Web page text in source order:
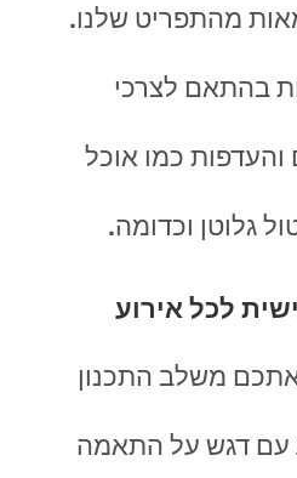
מהתפריט שלנו.
בהתאם לצרכי
והעדפות כמו אוכל
גלוטן וכדומה.
לכל אירוע
אתכם משלב התכנון
עם דגש על התאמה